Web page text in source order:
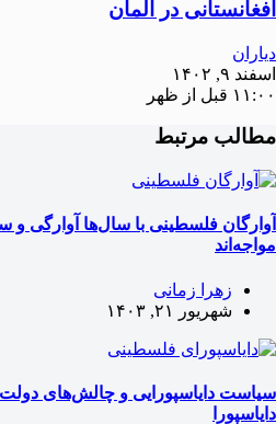
افغانستانی در آلمان
دیاران
اسفند ۹, ۱۴۰۲
۱۱:۰۰ قبل از ظهر
مطالب مرتبط
آوارگان فلسطینی با سال‌ها آوارگی
مواجه‌اند
زهرا زمانی
شهریور ۲۱, ۱۴۰۳
سیاست دایاسپورایی و چالش‌های
دایاسپورا